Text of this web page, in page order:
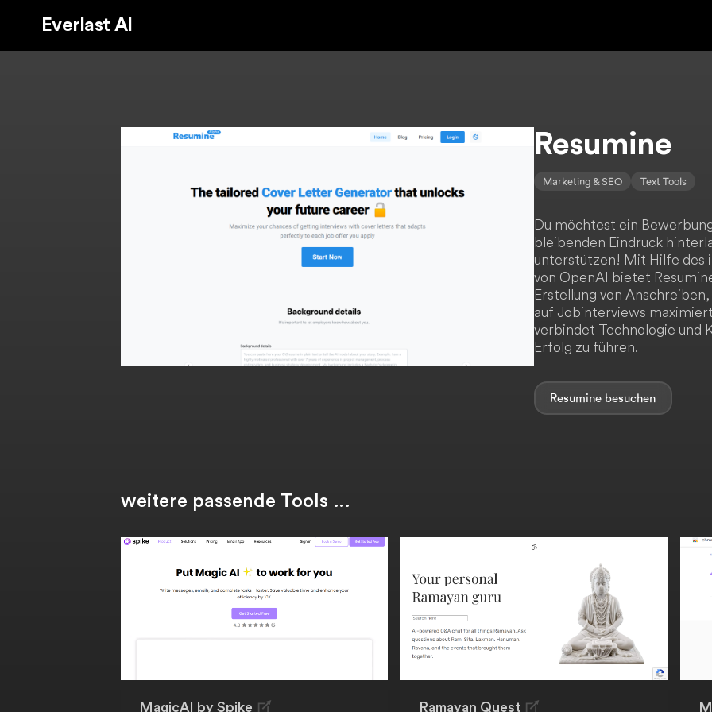
Everlast AI
Resumine
Marketing & SEO Text Tools
Du möchtest ein
bleibenden Eindruck
unterstützen! Mit Hilfe des
von OpenAI bietet
Erstellung von
auf Jobinterviews
verbindet Technologie und
Erfolg zu führen.
Resumine
weitere passende Tools …
MagicAI by Spike Ramayan Quest